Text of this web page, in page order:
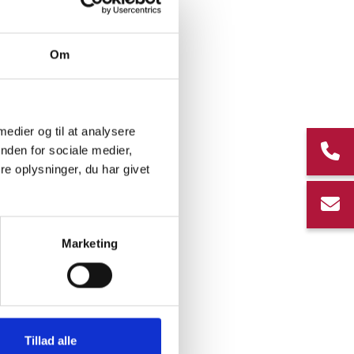
Om
og til at analysere
for sociale medier,
oplysninger, du har givet
Marketing
Tillad alle